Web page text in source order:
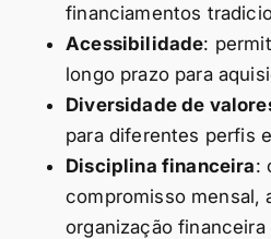
financiamentos
Acessibilidade:
longo prazo para
Diversidade de
para diferentes perfis
Disciplina financeira:
compromisso mensal,
organização